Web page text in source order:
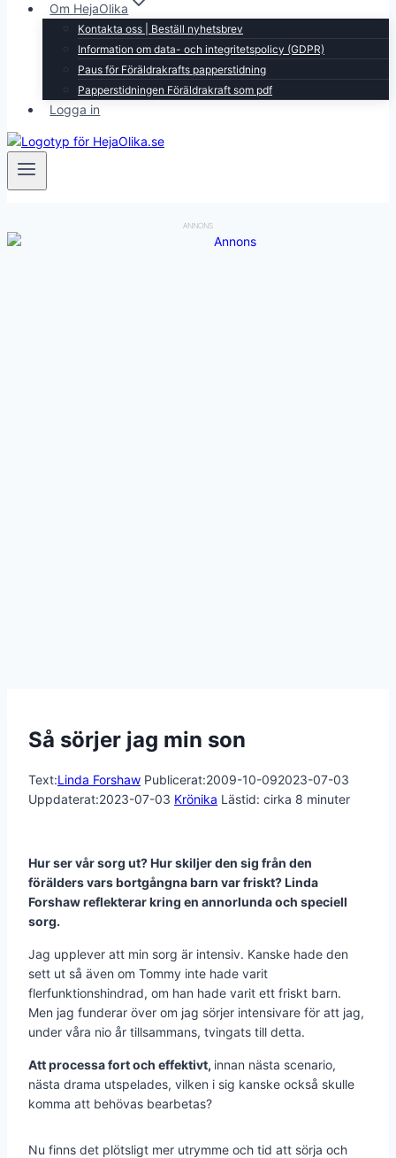
Om HejaOlika
Kontakta oss | Beställ nyhetsbrev
Information om data- och integritetspolicy (GDPR)
Paus för Föräldrakrafts papperstidning
Papperstidningen Föräldrakraft som pdf
Logga in
ANNONS
Så sörjer jag min son
Text:Linda Forshaw Publicerat:2009-10-092023-07-03
Uppdaterat:2023-07-03 Krönika Lästid: cirka 8 minuter
Hur ser vår sorg ut? Hur skiljer den sig från den
förälders vars bortgångna barn var friskt? Linda
Forshaw reflekterar kring en annorlunda och speciell
sorg.
Jag upplever att min sorg är intensiv. Kanske hade den
sett ut så även om Tommy inte hade varit
flerfunktionshindrad, om han hade varit ett friskt barn.
Men jag funderar över om jag sörjer intensivare för att jag,
under våra nio år tillsammans, tvingats till detta.
Att processa fort och effektivt, innan nästa scenario,
nästa drama utspelades, vilken i sig kanske också skulle
komma att behövas bearbetas?
Nu finns det plötsligt mer utrymme och tid att sörja och